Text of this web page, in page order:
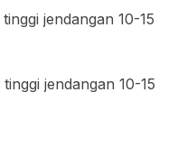
jendangan 10-15
jendangan 10-15